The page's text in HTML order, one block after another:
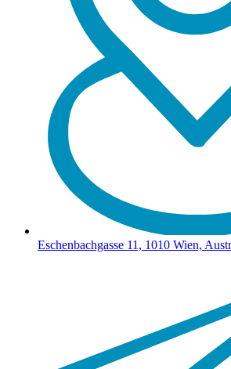
Eschenbachgasse 11, 1010 Wien,